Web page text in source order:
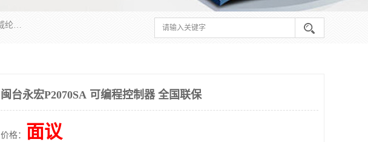
厦门晶鼎自动化科技有限公司是一家具有独立法人资格的高新技术企业；代理销售的产品有台湾威纶触摸屏，魏德米勒全系列，永宏触摸屏,威纶触摸屏,台湾威纶weinview触摸屏,台湾永宏PLC，FATEK,永宏伺服,图儿克总线，施耐德，欧姆龙，西门子，富士变频，K&N蓝系列， BUSSMANN，松下变频器，丹佛斯变频器等。
闽台永宏P2070SA 可编程控制器 全国联保
价格： 面议